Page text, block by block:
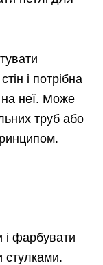
і потрібна
неї. Може
труб або
фарбувати
стулками.